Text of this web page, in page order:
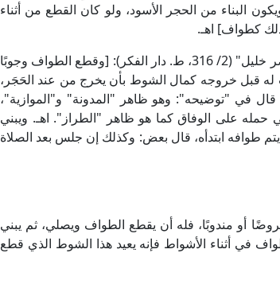
البناء من الحجر الأسود، ولو كان القطع من أثناء
كطواف] اهـ.
وقال الإمام الخرشي المالكي في "شرح الخرشي على مختصر خليل" (2/ 316، ط. دار الفكر): [وقطع الطواف وجوبًا
له قبل خروجه كمال الشوط بأن يخرج من عند الحَجَر،
في "توضيحه": وهو ظاهر "المدونة" و"الموازية"،
على الوفاق كما هو ظاهر "الطراز". اهـ. ويبني
طوافه ابتدأه، قال بعض: وكذلك إن جلس بعد الصلاة
أو مندوبًا، فله أن يقطع الطواف ويصلي، ثم يبني
في أثناء الأشواط فإنه يعيد هذا الشوط الذي قطع